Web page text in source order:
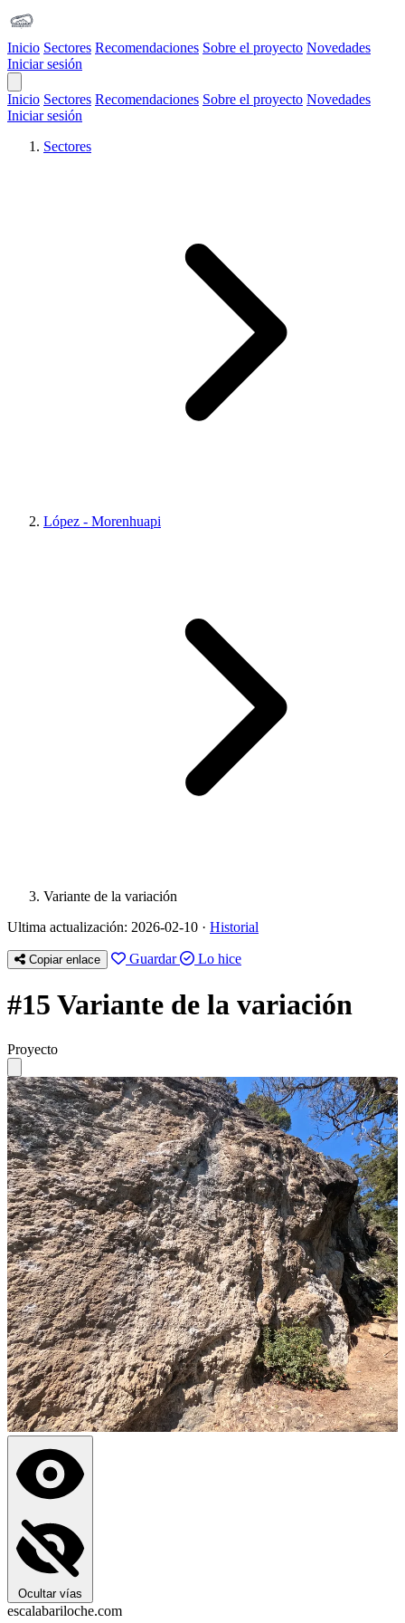
Inicio Sectores Recomendaciones Sobre el proyecto Novedades
Iniciar sesión
Inicio Sectores Recomendaciones Sobre el proyecto Novedades
Iniciar sesión
Sectores
López - Morenhuapi
Variante de la variación
Ultima actualización: 2026-02-10 · Historial
Copiar enlace Guardar Lo hice
#15 Variante de la variación
Proyecto
Ocultar vías
escalabariloche.com